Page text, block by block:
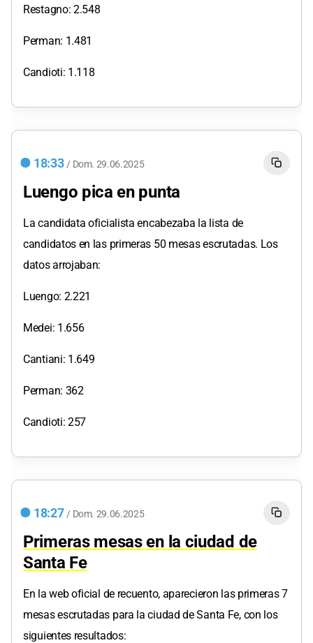
Restagno: 2.548
Perman: 1.481
Candioti: 1.118
18:33 / Dom. 29.06.2025
Luengo pica en punta
La candidata oficialista encabezaba la lista de
candidatos en las primeras 50 mesas escrutadas. Los
datos arrojaban:
Luengo: 2.221
Medei: 1.656
Cantiani: 1.649
Perman: 362
Candioti: 257
18:27 / Dom. 29.06.2025
Primeras mesas en la ciudad de
Santa Fe
En la web oficial de recuento, aparecieron las primeras 7
mesas escrutadas para la ciudad de Santa Fe, con los
siguientes resultados: